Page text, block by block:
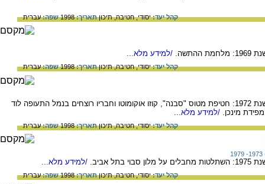
קהל יעד:יסודי,חטיבה,תיכוןתאריך:1998 שפה:עברית
/למידע מלא...
קהל יעד:יסודי,חטיבה,תיכוןתאריך:1998 שפה:עברית
האירועים החשובים שארעו במדינת ישראל בשנת 1972: חטיפת מטוס "סבנה", קוזו אוקומוטו וחבריו רוצחים בנמל התעופה לוד
מינכן. /למידע מלא...
קהל יעד:יסודי,חטיבה,תיכוןתאריך:1998 שפה:עברית
אביב. /למידע מלא...
קהל יעד:יסודי,חטיבה,תיכוןתאריך:1998 שפה:עברית